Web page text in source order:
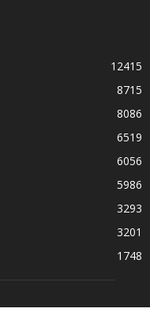
12415
8715
8086
6519
6056
5986
3293
3201
1748